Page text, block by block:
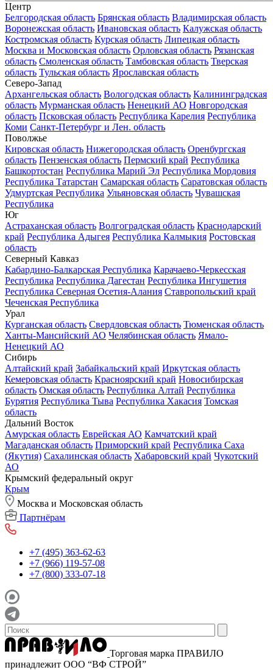
Центр
Белгородская область Брянская область Владимирская область
Воронежская область Ивановская область Калужская область
Костромская область Курская область Липецкая область
Москва и Московская область Орловская область Рязанская
область Смоленская область Тамбовская область Тверская
область Тульская область Ярославская область
Северо-Запад
Архангельская область Вологодская область Калининградская
область Мурманская область Ненецкий АО Новгородская
область Псковская область Республика Карелия Республика
Коми Санкт-Петербург и Лен. область
Поволжье
Кировская область Нижегородская область Оренбургская
область Пензенская область Пермский край Республика
Башкортостан Республика Марий Эл Республика Мордовия
Республика Татарстан Самарская область Саратовская область
Удмуртская Республика Ульяновская область Чувашская
Республика
Юг
Астраханская область Волгоградская область Краснодарский
край Республика Адыгея Республика Калмыкия Ростовская
область
Северный Кавказ
Кабардино-Балкарская Республика Карачаево-Черкесская
Республика Республика Дагестан Республика Ингушетия
Республика Северная Осетия-Алания Ставропольский край
Чеченская Республика
Урал
Курганская область Свердловская область Тюменская область
Ханты-Мансийский АО Челябинская область Ямало-
Ненецкий АО
Сибирь
Алтайский край Забайкальский край Иркутская область
Кемеровская область Красноярский край Новосибирская
область Омская область Республика Алтай Республика
Бурятия Республика Тыва Республика Хакасия Томская
область
Дальний Восток
Амурская область Еврейская АО Камчатский край
Магаданская область Приморский край Республика Саха
(Якутия) Сахалинская область Хабаровский край Чукотский
АО
Крымский федеральный округ
Крым
Москва и Московская область
Партнёрам
+7 (495) 363-62-63
+7 (966) 119-57-08
+7 (800) 333-07-18
Торговая марка ПРАВИЛО
принадлежит ООО “ВФ СТРОЙ”